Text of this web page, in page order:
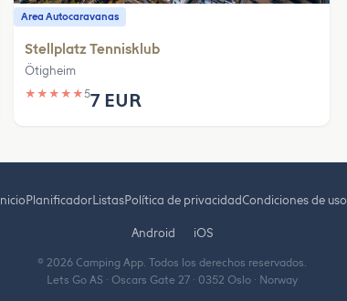
Area Autocaravanas
Stellplatz Tennisklub
Ötigheim
★ ★ ★ ★ ★57 EUR
Inicio PlanificadorListasPolítica de privacidadCondiciones de uso
Android iOS
© 2026 Camping App. Todos los derechos reservados.
Lets Go AS · Oscars Gate 27 · 0352 Oslo · Norway